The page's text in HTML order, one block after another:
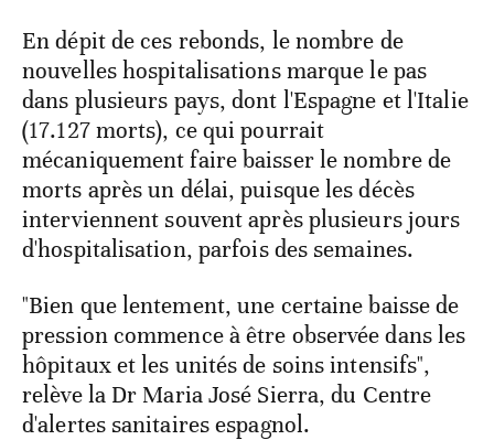
En dépit de ces rebonds, le nombre de
nouvelles hospitalisations marque le pas
dans plusieurs pays, dont l'Espagne et l'Italie
(17.127 morts), ce qui pourrait
mécaniquement faire baisser le nombre de
morts après un délai, puisque les décès
interviennent souvent après plusieurs jours
d'hospitalisation, parfois des semaines.
"Bien que lentement, une certaine baisse de
pression commence à être observée dans les
hôpitaux et les unités de soins intensifs",
relève la Dr Maria José Sierra, du Centre
d'alertes sanitaires espagnol.